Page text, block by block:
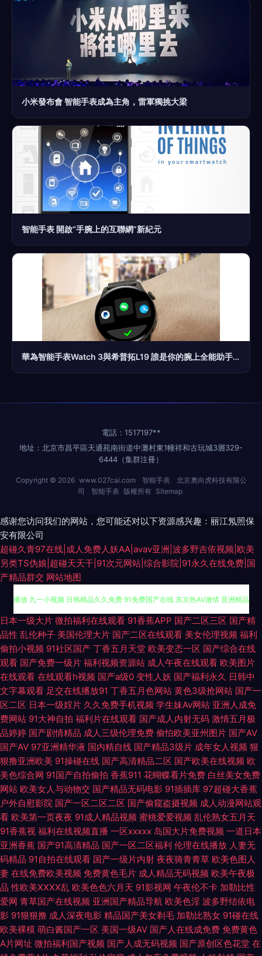
小米發布會 智能手表成為主角，雷軍獨挑大梁
智能手表 開啟“手腕上的互聯網”新紀元
華為智能手表Watch 3與希普拓L19 誰是你的腕上全能助手？
電話：1517197**
地址：北京市昌平區天通苑南街道中灘村東1幢祥和古玩城3層329-
6444（集群注冊）
Copyright © 2026 www.027cai.com 智能手表
北京奧向虎科技有限公
司
智能手表 版權所有 Sitemap
感谢您访问我们的网站，您可能还对以下资源感兴趣：丽江氖照保
安有限公司
超碰久青97在线|成人免费人妖AA|avav亚洲|波多野吉依视频|欧美
另类TS伪娘|超碰天天干|91次元网站|综合影院|91永久在线免费|国
产精品群交 网站地图
丁香五月花麻豆 亚洲色图天美传媒麻豆精品 91白虎视频 国产主播喷潮在线
播放 九一小视频 日韩精品久久免费 91免费国产在线 东京热AV激情 亚洲精品
国产成人 日韩精品国产精品 超碰91在线视 欧美性爱成人版 青青超碰 国产精
品大香蕉 青青草原综合色网 av中文字幕主播 91香蕉直播 日屄免费 高清av
资源 在线视频日本 另类五月激情 91逃色 探花av WWW97干 超碰人人三级
欧洲午夜网 国产w色麻豆 麻豆传媒资源网站 三级片网站在线 深夜撸吧aV 俺
去也导航 日韩久久精品 久久精品理伦片 91色色 91喷草网站 欧美性交群交
麻豆性爱网 国内综合淫网 久久精品人妻 91白丝白虎萝莉 日韩极品在线视频
91拳交新拳交 91天堂网 亚洲狼友视频 九一自拍com 四虎久久波多 日本色区
日韩在线精品强乱中文字幕 99热在线伊人 97人妻系列无码人妻 婷婷色色综
合视频 婷婷五月肏屄电影 日本黄色电影网址 A片免费网址 成人网在线看 草
逼视频网站 影音先锋乱伦电影 福利社av久久 大香蕉伊伊在线 欧美一级
日本一级大片 微拍福利在线观看 91香蕉APP 国产二区三区 国产精
品性 乱伦种子 美国伦理大片 国产二区在线观看 美女伦理视频 福利
偷拍小视频 91社区国产 丁香五月天堂 欧美变态一区 国产综合在线
观看 国产免费一级片 福利视频资源站 成人午夜在线观看 欧美图片
在线观看 在线观看h视频 国产a级0 变性人妖 国产福利永久 日韩中
文字幕观看 足交在线播放91 丁香五月色网站 黄色3级抢网站 国产一
区二区 日本一级婬片 久久免费手机视频 学生妹Av网站 亚洲人成免
费网站 91大神自拍 福利片在线观看 国产成人内射无码 激情五月极
品婷婷 国产剧情精品 成人三级伦理免费 偷怕欧美亚州图片 国产AV
国产AV 97亚洲精华液 国内精自线 国产精品3级片 成年女人视频 狠
狠撸亚洲欧美 91操碰在线 国产高清精品二区 国产欧美在线视频 欧
美色综合网 91国产自拍偷拍 香蕉911 花蝴蝶看片免费 白丝美女免费
网站 欧美女人与动物交 国产精品无码电影 91插插库 97超碰大香蕉
户外自慰影院 国产一区二区二区 国产偷窥盗摄视频 成人动漫网站观
看 欧美第一页夜夜 91成人精品视频 蜜桃爱爱视频 乱伦熟女五月天
91香蕉视 福利在线视频直播 一区xxxxx 岛国大片免费视频 一道日本
亚洲香蕉 国产91高清精品 国产一区二区福利 伦理在线播放 人妻无
码精品 91自拍在线观看 国产一级片内射 夜夜骑青青草 欧美色图人
妻 在线免费欧美视频 免费黄色毛片 成人精品无码视频 欧美午夜极
品 性欧美ⅩⅩⅩⅩ乱 欧美色色六月天 91影视网 午夜伦不卡 加勒比性
爱网 青草国产在线视频 亚洲国产精品导航 欧美色淫 波多野结依电
影 91狠狠撸 成人深夜电影 精品国产美女剃毛 加勒比熟女 91碰在线
欧美裸模 萌白酱国产一区 美国一级AV 国产人在线成免费 免费黄色
A片网址 微拍福利国产视频 国产人成无码视频 国产原创区色花堂 在